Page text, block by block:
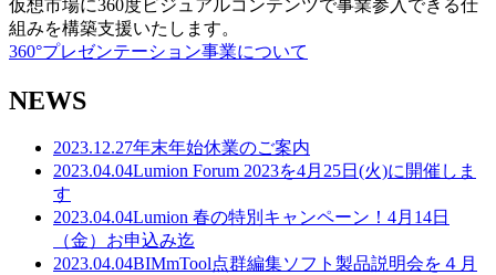
仮想市場に360度ビジュアルコンテンツで事業参入できる仕
組みを構築支援いたします。
360°プレゼンテーション事業について
NEWS
2023.12.27年末年始休業のご案内
2023.04.04Lumion Forum 2023を4月25日(火)に開催しま
す
2023.04.04Lumion 春の特別キャンペーン！4月14日
（金）お申込み迄
2023.04.04BIMmTool点群編集ソフト製品説明会を４月